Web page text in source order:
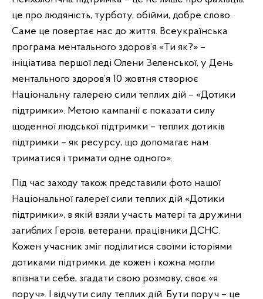
це про людяність, турботу, обійми, добре слово.
Саме це повертає нас до життя. Всеукраїнська
програма ментального здоров’я «Ти як?» –
ініціатива першої леді Олени Зеленської, у День
ментального здоров’я 10 жовтня створює
Національну галерею сили теплих дій – «Дотики
підтримки». Метою кампанії є показати силу
щоденної людської підтримки – теплих дотиків
підтримки – як ресурсу, що допомагає нам
триматися і тримати одне одного».
Під час заходу також представили фото нашої
Національної галереї сили теплих дій «Дотики
підтримки», в якій взяли участь матері та дружини
загиблих Героїв, ветерани, працівники ДСНС.
Кожен учасник зміг поділитися своїми історіями
дотиками підтримки, де кожен і кожна могли
впізнати себе, згадати свою розмову, своє «я
поруч». І відчути силу теплих дій. Бути поруч – це